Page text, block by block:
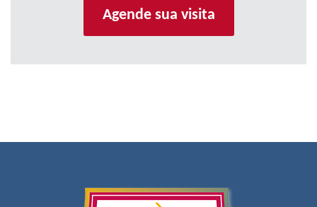
Agende sua visita